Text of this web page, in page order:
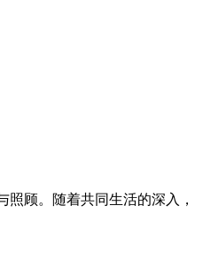
顾。随着共同生活的深入，